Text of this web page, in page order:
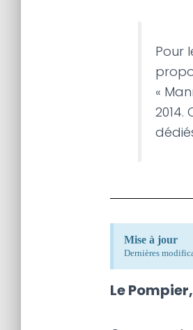
Pour
«
2014.
Mise à jour
Dernières
Le